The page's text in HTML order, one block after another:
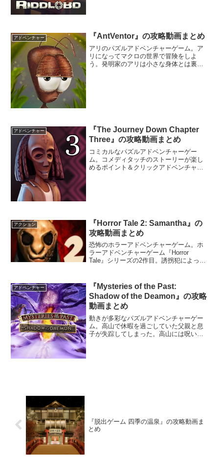
アドベンチャー 『AntVentor』の攻略動画まとめ
アリのパズルアドベンチャーゲーム。ア
リになってマクロの世界で冒険をしよ
う。発明家のアリは小さな身体とは裏腹
アドベンチャー
『The Journey Down Chapter
Three』の攻略動画まとめ
コミカルなパズルアドベンチャーゲー
ム。コメディタッチのストーリーが楽し
めるポイント＆クリックアドベンチャー
アクション
『Horror Tale 2: Samantha』の
攻略動画まとめ
恐怖のホラーアドベンチャーゲーム。ホ
ラーアドベンチャーゲーム『Horror
Tale』シリーズの2作目。誘拐犯によって
し、誘拐犯に見つかり、再び追いかけら
れるハメになってしまう。トムとサマン
サは刑務所から脱出することはできるだ
ろうか―。
アドベンチャー
『Mysteries of the Past:
Shadow of the Deamon』の攻略
動画まとめ
動きが多彩なパズルアドベンチャーゲー
ム。高山で休暇を過ごしていた父親と息
子が失踪してしまった。高山には呪いが
『脱出ゲーム 四季の温泉』の攻略動画ま
とめ